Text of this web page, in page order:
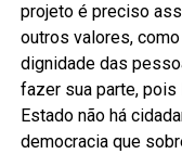
projeto é preciso
outros valores,
dignidade das
fazer sua parte,
Estado não há
democracia que